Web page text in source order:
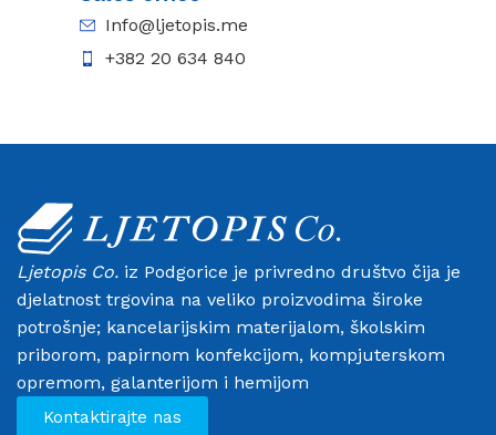
Info@ljetopis.me
+382 20 634 840
Ljetopis Co. iz Podgorice je privredno društvo čija je
djelatnost trgovina na veliko proizvodima široke
potrošnje; kancelarijskim materijalom, školskim
priborom, papirnom konfekcijom, kompjuterskom
opremom, galanterijom i hemijom
Kontaktirajte nas